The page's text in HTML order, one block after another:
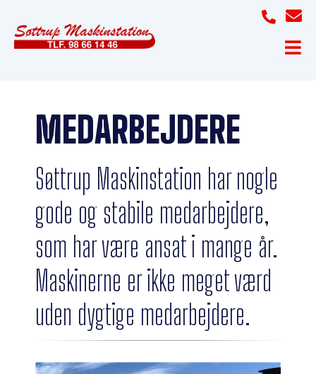
MEDARBEJDERE
Søttrup Maskinstation har nogle
gode og stabile medarbejdere,
som har være ansat i mange år.
Maskinerne er ikke meget værd
uden dygtige medarbejdere.